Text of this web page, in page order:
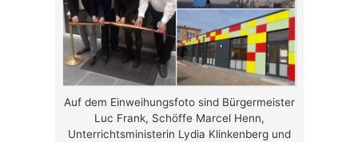
Auf dem Einweihungsfoto sind Bürgermeister
Luc Frank, Schöffe Marcel Henn,
Unterrichtsministerin Lydia Klinkenberg und